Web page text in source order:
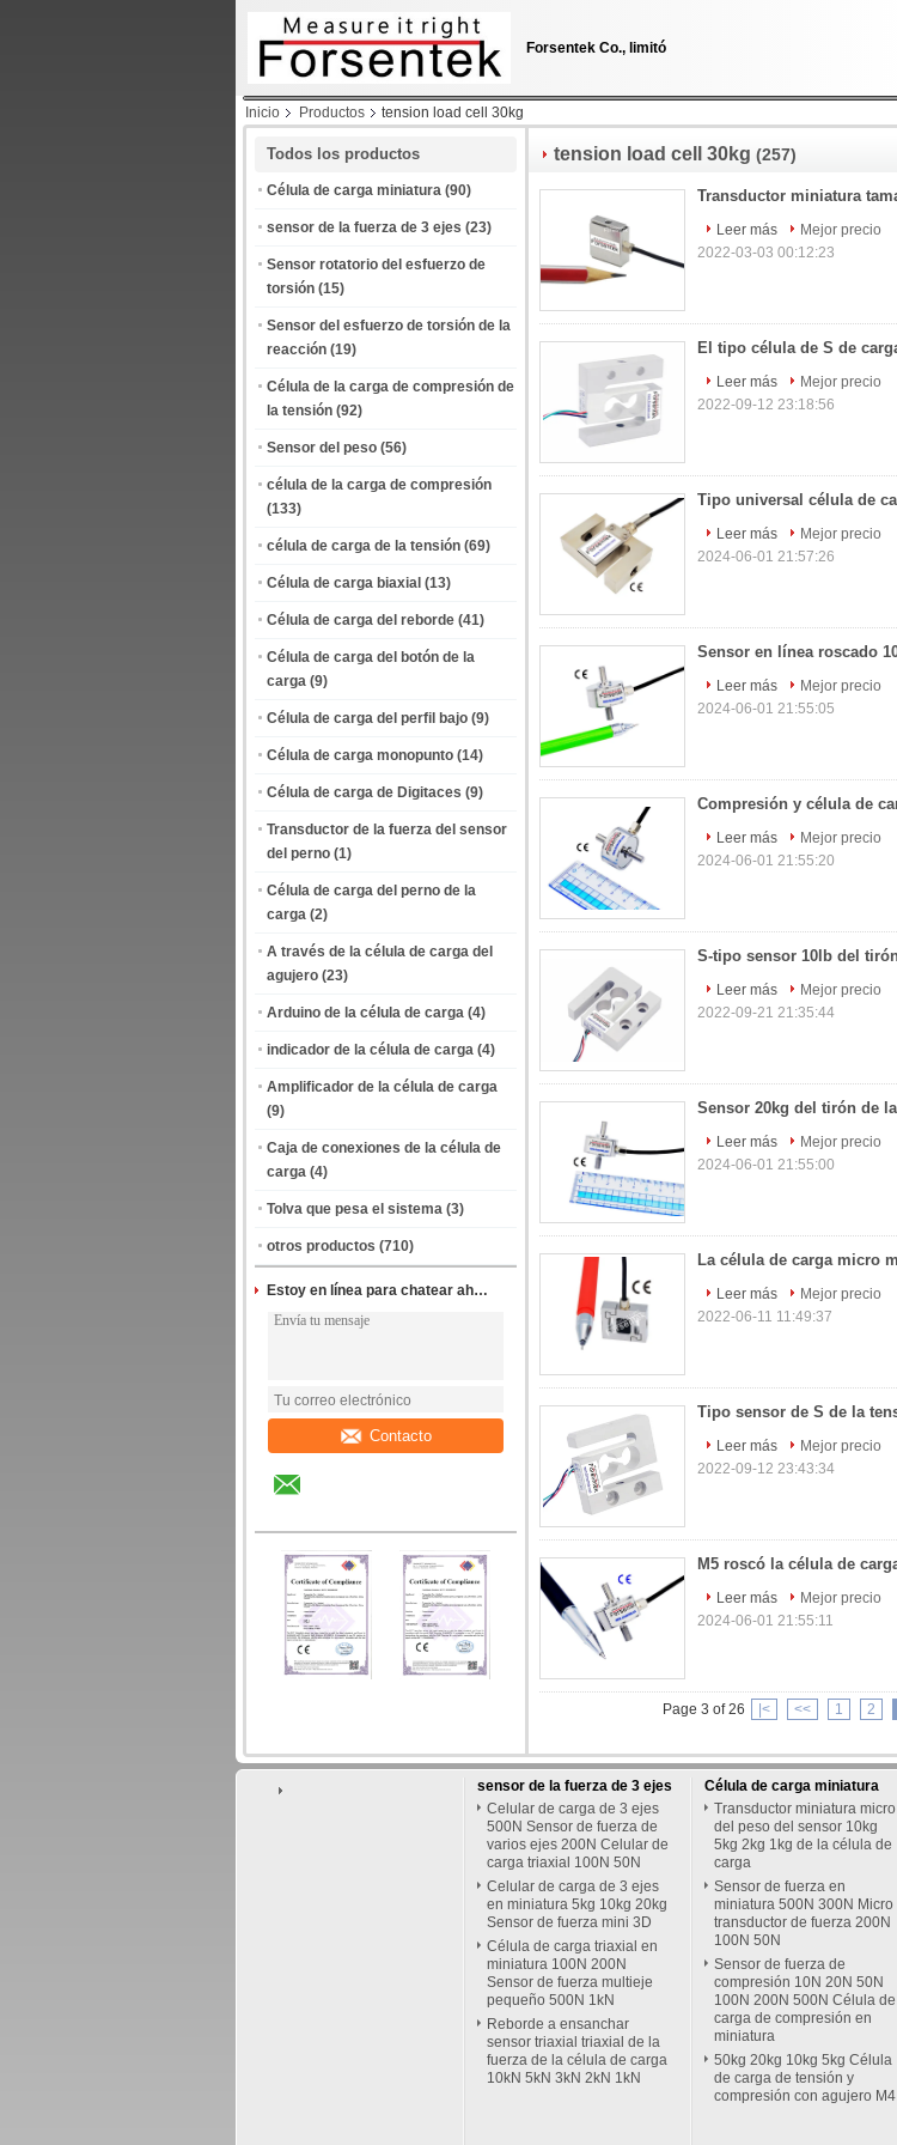
Forsentek Co., limitó
Inicio Productos tension load cell 30kg
Todos los productos
Célula de carga miniatura (90)
sensor de la fuerza de 3 ejes (23)
Sensor rotatorio del esfuerzo de
torsión (15)
Sensor del esfuerzo de torsión de la
reacción (19)
Célula de la carga de compresión de
la tensión (92)
Sensor del peso (56)
célula de la carga de compresión
(133)
célula de carga de la tensión (69)
Célula de carga biaxial (13)
Célula de carga del reborde (41)
Célula de carga del botón de la
carga (9)
Célula de carga del perfil bajo (9)
Célula de carga monopunto (14)
Célula de carga de Digitaces (9)
Transductor de la fuerza del sensor
del perno (1)
Célula de carga del perno de la
carga (2)
A través de la célula de carga del
agujero (23)
Arduino de la célula de carga (4)
indicador de la célula de carga (4)
Amplificador de la célula de carga
(9)
Caja de conexiones de la célula de
carga (4)
Tolva que pesa el sistema (3)
otros productos (710)
Estoy en línea para chatear ahora
Contacto
tension load cell 30kg (257)
Leer más
Mejor precio
2022-03-03 00:12:23
Leer más
Mejor precio
2022-09-12 23:18:56
Leer más
Mejor precio
2024-06-01 21:57:26
Leer más
Mejor precio
2024-06-01 21:55:05
Leer más
Mejor precio
2024-06-01 21:55:20
Leer más
Mejor precio
2022-09-21 21:35:44
Leer más
Mejor precio
2024-06-01 21:55:00
Leer más
Mejor precio
2022-06-11 11:49:37
Leer más
Mejor precio
2022-09-12 23:43:34
Leer más
Mejor precio
2024-06-01 21:55:11
Page 3 of 26 |< << 1 2
sensor de la fuerza de 3 ejes
Celular de carga de 3 ejes
500N Sensor de fuerza de
varios ejes 200N Celular de
carga triaxial 100N 50N
Celular de carga de 3 ejes
en miniatura 5kg 10kg 20kg
Sensor de fuerza mini 3D
Célula de carga triaxial en
miniatura 100N 200N
Sensor de fuerza multieje
pequeño 500N 1kN
Reborde a ensanchar
sensor triaxial triaxial de la
fuerza de la célula de carga
10kN 5kN 3kN 2kN 1kN
Célula de carga miniatura
Transductor miniatura micro
del peso del sensor 10kg
5kg 2kg 1kg de la célula de
carga
Sensor de fuerza en
miniatura 500N 300N Micro
transductor de fuerza 200N
100N 50N
Sensor de fuerza de
compresión 10N 20N 50N
100N 200N 500N Célula de
carga de compresión en
miniatura
50kg 20kg 10kg 5kg Célula
de carga de tensión y
compresión con agujero M4